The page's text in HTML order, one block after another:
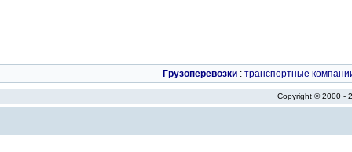
Грузоперевозки : транспортные
Copyright © 2000 -